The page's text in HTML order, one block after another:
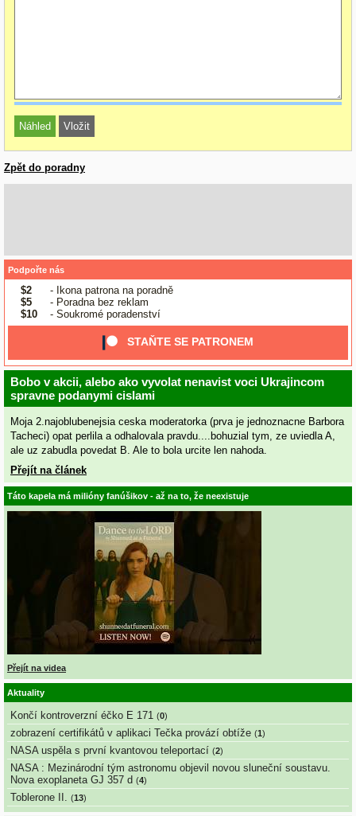
Zpět do poradny
Podpořte nás
$2
- Ikona patrona na poradně
$5
- Poradna bez reklam
$10
- Soukromé poradenství
STAŇTE SE PATRONEM
Bobo v akcii, alebo ako vyvolat nenavist voci Ukrajincom
spravne podanymi cislami
Moja 2.najoblubenejsia ceska moderatorka (prva je jednoznacne Barbora
Tacheci) opat perlila a odhalovala pravdu....bohuzial tym, ze uviedla A,
ale uz zabudla povedat B. Ale to bola urcite len nahoda.
Přejít na článek
Táto kapela má milióny fanúšikov - až na to, že neexistuje
Přejít na videa
Aktuality
Končí kontroverzní éčko E 171 (0)
zobrazení certifikátů v aplikaci Tečka provází obtíže (1 )
NASA uspěla s první kvantovou teleportací (2)
NASA : Mezinárodní tým astronomu objevil novou sluneční soustavu.
Nova exoplaneta GJ 357 d (4)
Toblerone II. (13)